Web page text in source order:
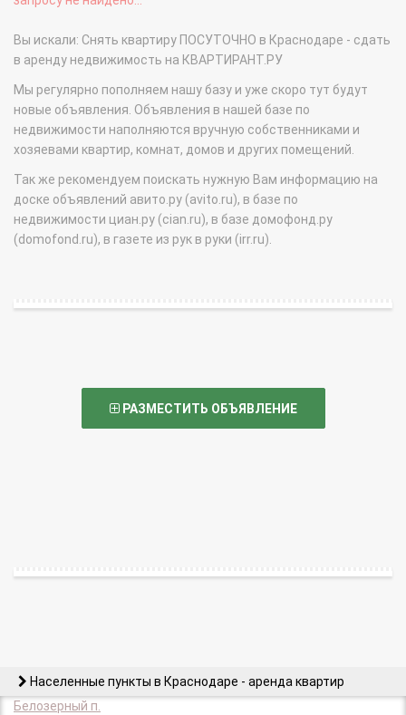
Вы искали: Снять квартиру ПОСУТОЧНО в Краснодаре - сдать
в аренду недвижимость на КВАРТИРАНТ.РУ
Мы регулярно пополняем нашу базу и уже скоро тут будут
новые объявления. Объявления в нашей базе по
недвижимости наполняются вручную собственниками и
хозяевами квартир, комнат, домов и других помещений.
Так же рекомендуем поискать нужную Вам информацию на
доске объявлений авито.ру (avito.ru), в базе по
недвижимости циан.ру (cian.ru), в базе домофонд.ру
(domofond.ru), в газете из рук в руки (irr.ru).
РАЗМЕСТИТЬ ОБЪЯВЛЕНИЕ
Населенные пункты в Краснодаре - аренда квартир
Белозерный п.